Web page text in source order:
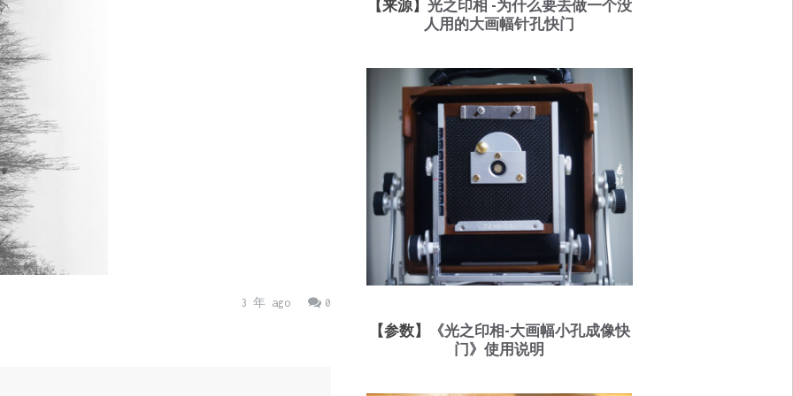
0
3 年 ago
【来源】 光之印相 -为什么要去做一个没
人用的大画幅针孔快门
【参数】
《光之印相-大画幅小孔成像快
门》使用说明